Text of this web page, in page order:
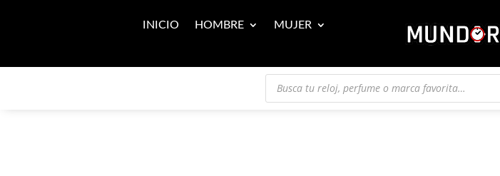
INICIO HOMBRE MUJER
Búsqueda
productos